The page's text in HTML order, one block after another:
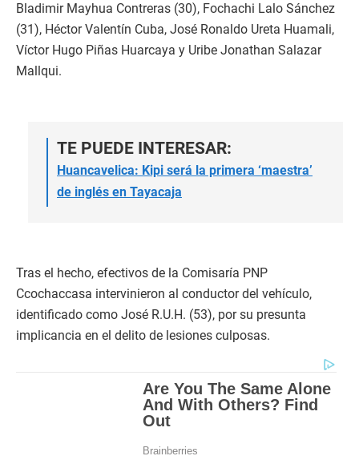
Bladimir Mayhua Contreras (30), Fochachi Lalo Sánchez
(31), Héctor Valentín Cuba, José Ronaldo Ureta Huamali,
Víctor Hugo Piñas Huarcaya y Uribe Jonathan Salazar
Mallqui.
TE PUEDE INTERESAR:
Huancavelica: Kipi será la primera ‘maestra’
de inglés en Tayacaja
Tras el hecho, efectivos de la Comisaría PNP
Ccochaccasa intervinieron al conductor del vehículo,
identificado como José R.U.H. (53), por su presunta
implicancia en el delito de lesiones culposas.